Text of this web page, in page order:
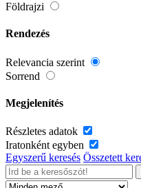
Földrajzi
Rendezés
Relevancia szerint
Sorrend
Megjelenítés
Részletes adatok
Iratonként egyben
Egyszerű keresés Összetett